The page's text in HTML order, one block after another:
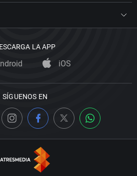
LA APP
iOS
SÍGUENOS EN